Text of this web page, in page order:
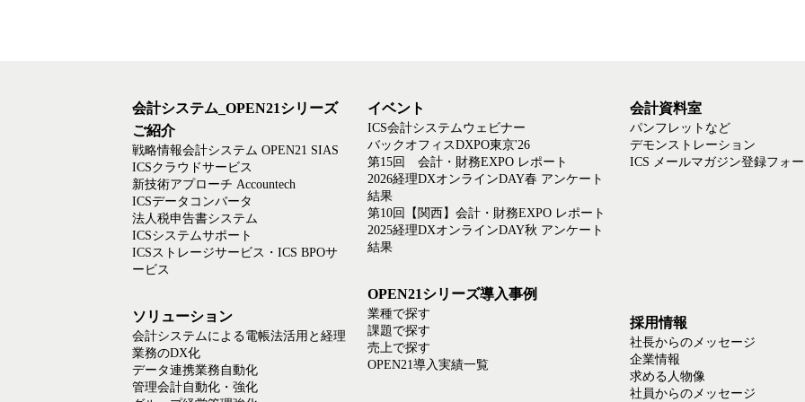
会計システム_OPEN21シリーズ
ご紹介
戦略情報会計システム OPEN21 SIAS
ICSクラウドサービス
新技術アプローチ Accountech
ICSデータコンバータ
法人税申告書システム
ICSシステムサポート
ICSストレージサービス・ICS BPOサ
ービス
ソリューション
会計システムによる電帳法活用と経理
業務のDX化
データ連携業務自動化
管理会計自動化・強化
イベント
ICS会計システムウェビナー
バックオフィスDXPO東京'26
第15回 会計・財務EXPO レポート
2026経理DXオンラインDAY春 アンケート
結果
第10回【関西】会計・財務EXPO レポート
2025経理DXオンラインDAY秋 アンケート
結果
OPEN21シリーズ導入事例
業種で探す
課題で探す
売上で探す
OPEN21導入実績一覧
会計資料室
パンフレットなど
デモンストレーション
ICS メールマガジン登録フォ
採用情報
社長からのメッセージ
企業情報
求める人物像
社員からのメッセージ